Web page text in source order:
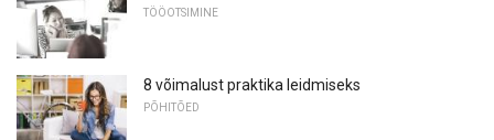
TÖÖOTSIMINE
8 võimalust praktika leidmiseks
PÕHITÕED